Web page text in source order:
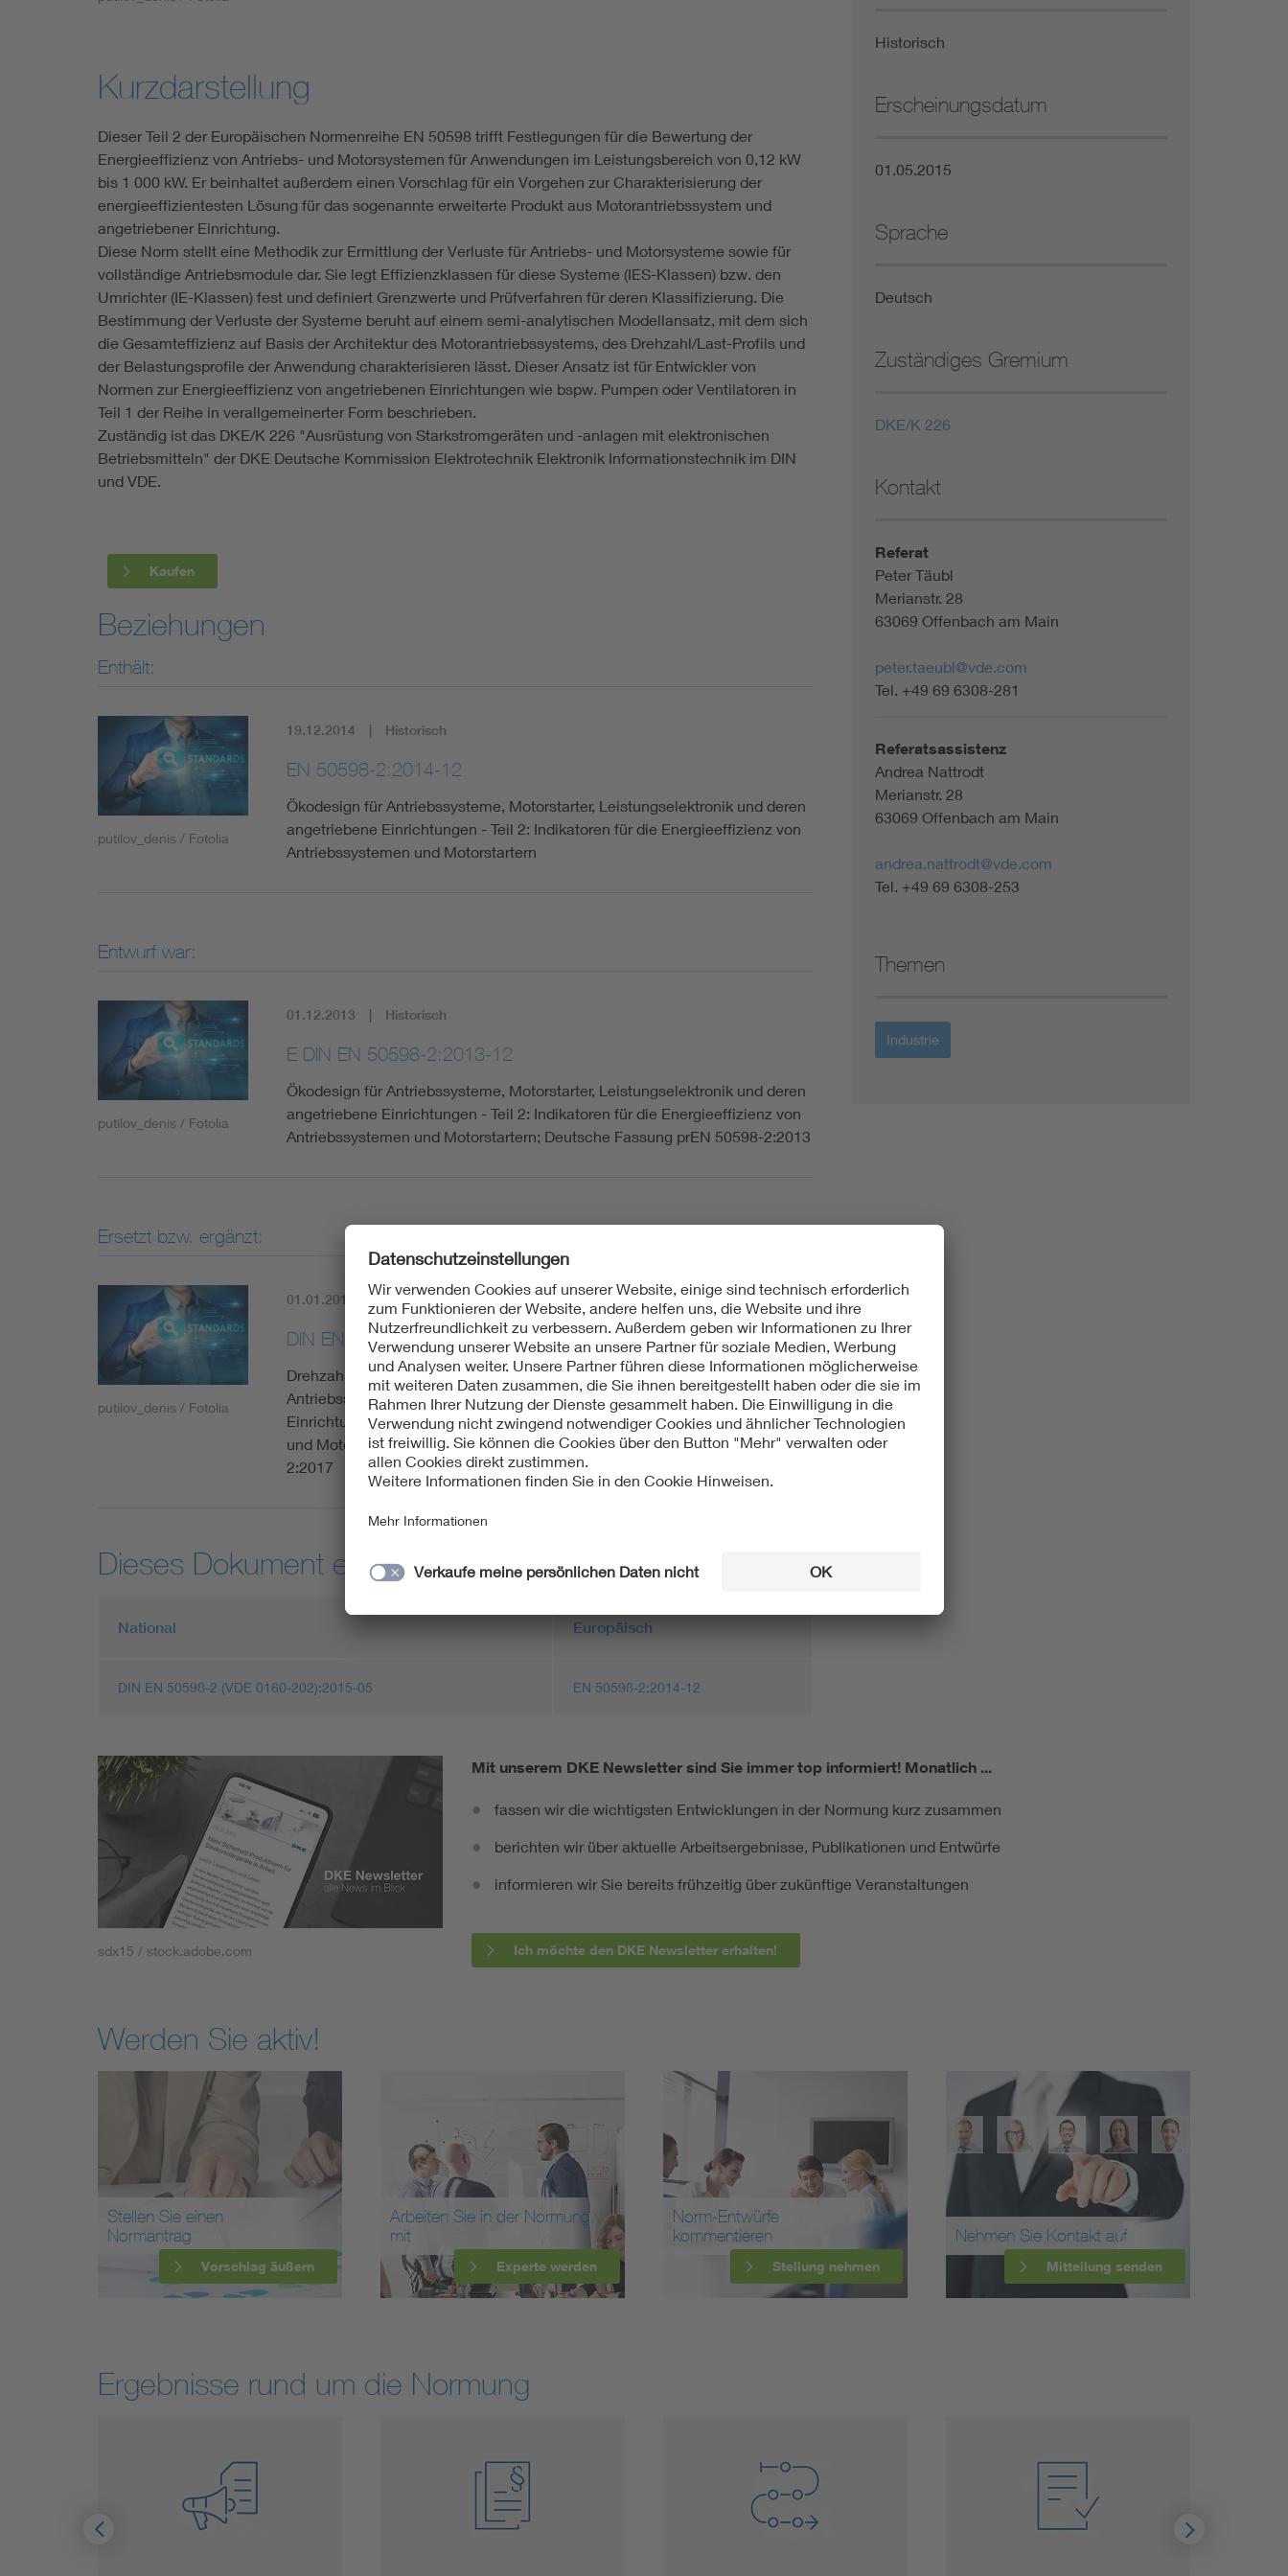
Living
Smart Cities
Kurzdarstellung
Dieser Teil 2 der Europäischen Normenreihe EN 50598 trifft Festlegungen für die Bewertung der
Energieeffizienz von Antriebs- und Motorsystemen für Anwendungen im Leistungsbereich von 0,12 kW
bis 1 000 kW. Er beinhaltet außerdem einen Vorschlag für ein Vorgehen zur Charakterisierung der
energieeffizientesten Lösung für das sogenannte erweiterte Produkt aus Motorantriebssystem und
angetriebener Einrichtung.
Diese Norm stellt eine Methodik zur Ermittlung der Verluste für Antriebs- und Motorsysteme sowie für
vollständige Antriebsmodule dar. Sie legt Effizienzklassen für diese Systeme (IES-Klassen) bzw. den
Umrichter (IE-Klassen) fest und definiert Grenzwerte und Prüfverfahren für deren Klassifizierung. Die
Bestimmung der Verluste der Systeme beruht auf einem semi-analytischen Modellansatz, mit dem sich
die Gesamteffizienz auf Basis der Architektur des Motorantriebssystems, des Drehzahl/Last-Profils und
der Belastungsprofile der Anwendung charakterisieren lässt. Dieser Ansatz ist für Entwickler von
Normen zur Energieeffizienz von angetriebenen Einrichtungen wie bspw. Pumpen oder Ventilatoren in
Teil 1 der Reihe in verallgemeinerter Form beschrieben.
Zuständig ist das DKE/K 226 "Ausrüstung von Starkstromgeräten und -anlagen mit elektronischen
Betriebsmitteln" der DKE Deutsche Kommission Elektrotechnik Elektronik Informationstechnik im DIN
und VDE.
Kaufen
Beziehungen
Enthält:
putilov_denis / Fotolia
19.12.2014 Historisch
EN 50598-2:2014-12
Ökodesign für Antriebssysteme, Motorstarter, Leistungselektronik und deren
angetriebene Einrichtungen - Teil 2: Indikatoren für die Energieeffizienz von
Antriebssystemen und Motorstartern
Entwurf war:
putilov_denis / Fotolia
01.12.2013 Historisch
E DIN EN 50598-2:2013-12
Ökodesign für Antriebssysteme, Motorstarter, Leistungselektronik und deren
angetriebene Einrichtungen - Teil 2: Indikatoren für die Energieeffizienz von
Antriebssystemen und Motorstartern; Deutsche Fassung prEN 50598-2:2013
Ersetzt bzw. ergänzt:
putilov_denis / Fotolia
01.01.2018 Aktuell
DIN EN 61800-9-2 (VDE 0160-109-2):2018-01
Drehzahlveränderbare elektrische Antriebe - Teil 9-2: Ökodesign für
Antriebssysteme, Motorstarter, Leistungselektronik und deren angetriebene
Einrichtungen - Indikatoren für die Energieeffizienz von Antriebssystemen
und Motorstartern (IEC 61800-9-2:2017); Deutsche Fassung EN 61800-9-
2:2017
Dieses Dokument entspricht:
National Europäisch
DIN EN 50598-2 (VDE 0160-202):2015-05 EN 50598-2:2014-12
Historisch
Erscheinungsdatum
01.05.2015
Sprache
Deutsch
Zuständiges Gremium
DKE/K 226
Kontakt
Referat
Peter Täubl
Merianstr. 28
63069 Offenbach am Main
peter.taeubl@vde.com
Tel. +49 69 6308-281
Referatsassistenz
Andrea Nattrodt
Merianstr. 28
63069 Offenbach am Main
andrea.nattrodt@vde.com
Tel. +49 69 6308-253
Themen
Industrie
sdx15 / stock.adobe.com
Mit unserem DKE Newsletter sind Sie immer top informiert! Monatlich ...
fassen wir die wichtigsten Entwicklungen in der Normung kurz zusammen
berichten wir über aktuelle Arbeitsergebnisse, Publikationen und Entwürfe
informieren wir Sie bereits frühzeitig über zukünftige Veranstaltungen
Ich möchte den DKE Newsletter erhalten!
Werden Sie aktiv!
Stellen Sie einen
Normantrag
Vorschlag äußern
Arbeiten Sie in der Normung
mit
Experte werden
Norm-Entwürfe
kommentieren
Stellung nehmen
Nehmen Sie Kontakt auf
Mitteilung senden
Ergebnisse rund um die Normung